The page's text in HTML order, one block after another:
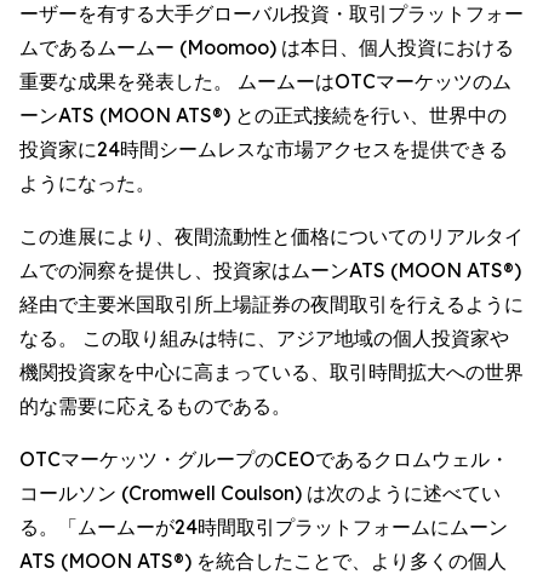
ーザーを有する大手グローバル投資・取引プラットフォー
ムであるムームー (Moomoo) は本日、個人投資における
重要な成果を発表した。 ムームーはOTCマーケッツのム
ーンATS (MOON ATS®) との正式接続を行い、世界中の
投資家に24時間シームレスな市場アクセスを提供できる
ようになった。
この進展により、夜間流動性と価格についてのリアルタイ
ムでの洞察を提供し、投資家はムーンATS (MOON ATS®)
経由で主要米国取引所上場証券の夜間取引を行えるように
なる。 この取り組みは特に、アジア地域の個人投資家や
機関投資家を中心に高まっている、取引時間拡大への世界
的な需要に応えるものである。
OTCマーケッツ・グループのCEOであるクロムウェル・
コールソン (Cromwell Coulson) は次のように述べてい
る。「ムームーが24時間取引プラットフォームにムーン
ATS (MOON ATS®) を統合したことで、より多くの個人